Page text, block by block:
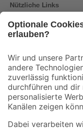
Nützliche Links
Der toom Newsletter: Keine
Zur Newsletter
Folge uns